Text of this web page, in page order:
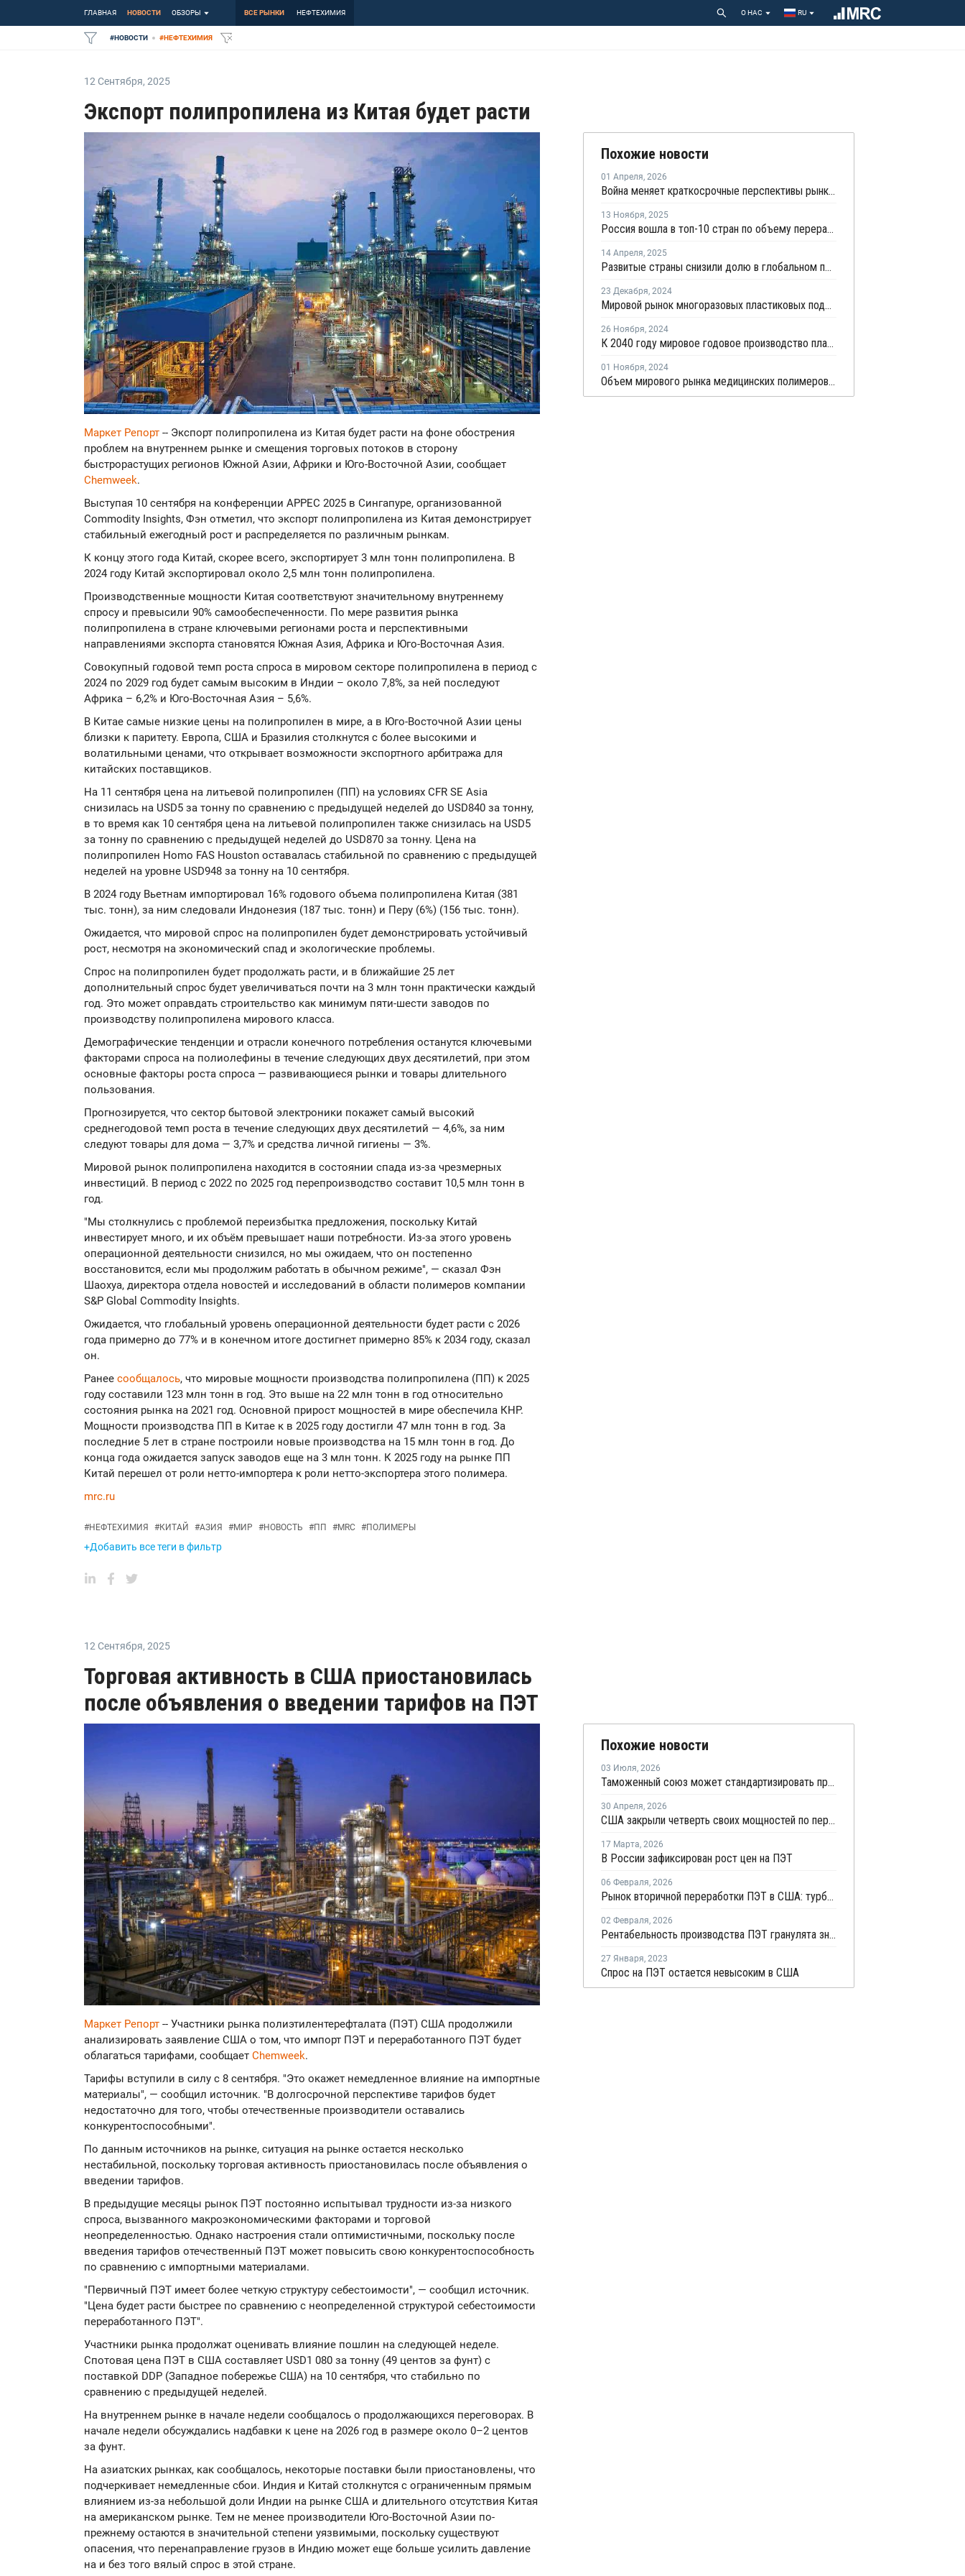
ГЛАВНАЯ НОВОСТИ ОБЗОРЫ ВСЕ РЫНКИ НЕФТЕХИМИЯ О НАС RU
#НОВОСТИ #НЕФТЕХИМИЯ
12 Сентября, 2025
Экспорт полипропилена из Китая будет расти
Маркет Репорт -- Экспорт полипропилена из Китая будет расти на фоне обострения
проблем на внутреннем рынке и смещения торговых потоков в сторону
быстрорастущих регионов Южной Азии, Африки и Юго-Восточной Азии, сообщает
Chemweek.
Выступая 10 сентября на конференции APPEC 2025 в Сингапуре, организованной
Commodity Insights, Фэн отметил, что экспорт полипропилена из Китая демонстрирует
стабильный ежегодный рост и распределяется по различным рынкам.
К концу этого года Китай, скорее всего, экспортирует 3 млн тонн полипропилена. В
2024 году Китай экспортировал около 2,5 млн тонн полипропилена.
Производственные мощности Китая соответствуют значительному внутреннему
спросу и превысили 90% самообеспеченности. По мере развития рынка
полипропилена в стране ключевыми регионами роста и перспективными
направлениями экспорта становятся Южная Азия, Африка и Юго-Восточная Азия.
Совокупный годовой темп роста спроса в мировом секторе полипропилена в период с
2024 по 2029 год будет самым высоким в Индии – около 7,8%, за ней последуют
Африка – 6,2% и Юго-Восточная Азия – 5,6%.
В Китае самые низкие цены на полипропилен в мире, а в Юго-Восточной Азии цены
близки к паритету. Европа, США и Бразилия столкнутся с более высокими и
волатильными ценами, что открывает возможности экспортного арбитража для
китайских поставщиков.
На 11 сентября цена на литьевой полипропилен (ПП) на условиях CFR SE Asia
снизилась на USD5 за тонну по сравнению с предыдущей неделей до USD840 за тонну,
в то время как 10 сентября цена на литьевой полипропилен также снизилась на USD5
за тонну по сравнению с предыдущей неделей до USD870 за тонну. Цена на
полипропилен Homo FAS Houston оставалась стабильной по сравнению с предыдущей
неделей на уровне USD948 за тонну на 10 сентября.
В 2024 году Вьетнам импортировал 16% годового объема полипропилена Китая (381
тыс. тонн), за ним следовали Индонезия (187 тыс. тонн) и Перу (6%) (156 тыс. тонн).
Ожидается, что мировой спрос на полипропилен будет демонстрировать устойчивый
рост, несмотря на экономический спад и экологические проблемы.
Спрос на полипропилен будет продолжать расти, и в ближайшие 25 лет
дополнительный спрос будет увеличиваться почти на 3 млн тонн практически каждый
год. Это может оправдать строительство как минимум пяти-шести заводов по
производству полипропилена мирового класса.
Демографические тенденции и отрасли конечного потребления останутся ключевыми
факторами спроса на полиолефины в течение следующих двух десятилетий, при этом
основные факторы роста спроса — развивающиеся рынки и товары длительного
пользования.
Прогнозируется, что сектор бытовой электроники покажет самый высокий
среднегодовой темп роста в течение следующих двух десятилетий — 4,6%, за ним
следуют товары для дома — 3,7% и средства личной гигиены — 3%.
Мировой рынок полипропилена находится в состоянии спада из-за чрезмерных
инвестиций. В период с 2022 по 2025 год перепроизводство составит 10,5 млн тонн в
год.
"Мы столкнулись с проблемой переизбытка предложения, поскольку Китай
инвестирует много, и их объём превышает наши потребности. Из-за этого уровень
операционной деятельности снизился, но мы ожидаем, что он постепенно
восстановится, если мы продолжим работать в обычном режиме", — сказал Фэн
Шаохуа, директора отдела новостей и исследований в области полимеров компании
S&P Global Commodity Insights.
Ожидается, что глобальный уровень операционной деятельности будет расти с 2026
года примерно до 77% и в конечном итоге достигнет примерно 85% к 2034 году, сказал
он.
Ранее сообщалось, что мировые мощности производства полипропилена (ПП) к 2025
году составили 123 млн тонн в год. Это выше на 22 млн тонн в год относительно
состояния рынка на 2021 год. Основной прирост мощностей в мире обеспечила КНР.
Мощности производства ПП в Китае к в 2025 году достигли 47 млн тонн в год. За
последние 5 лет в стране построили новые производства на 15 млн тонн в год. До
конца года ожидается запуск заводов еще на 3 млн тонн. К 2025 году на рынке ПП
Китай перешел от роли нетто-импортера к роли нетто-экспортера этого полимера.
mrc.ru
#НЕФТЕХИМИЯ #КИТАЙ #АЗИЯ #МИР #НОВОСТЬ #ПП #MRC #ПОЛИМЕРЫ
+Добавить все теги в фильтр
Похожие новости
01 Апреля, 2026
Война меняет краткосрочные перспективы рынка полипропилена
13 Ноября, 2025
Россия вошла в топ-10 стран по объему переработки пластмасс за 2024 год
14 Апреля, 2025
Развитые страны снизили долю в глобальном потреблении полимеров с 73% до 28%
23 Декабря, 2024
Мировой рынок многоразовых пластиковых поддонов в ближайшие 5 лет вырастет на 6,5%
26 Ноября, 2024
К 2040 году мировое годовое производство пластика увеличится на 70%
01 Ноября, 2024
Объем мирового рынка медицинских полимеров вырастет в 1,5 раза к 2029 году
12 Сентября, 2025
Торговая активность в США приостановилась
после объявления о введении тарифов на ПЭТ
Маркет Репорт -- Участники рынка полиэтилентерефталата (ПЭТ) США продолжили
анализировать заявление США о том, что импорт ПЭТ и переработанного ПЭТ будет
облагаться тарифами, сообщает Chemweek.
Тарифы вступили в силу с 8 сентября. "Это окажет немедленное влияние на импортные
материалы", — сообщил источник. "В долгосрочной перспективе тарифов будет
недостаточно для того, чтобы отечественные производители оставались
конкурентоспособными".
По данным источников на рынке, ситуация на рынке остается несколько
нестабильной, поскольку торговая активность приостановилась после объявления о
введении тарифов.
В предыдущие месяцы рынок ПЭТ постоянно испытывал трудности из-за низкого
спроса, вызванного макроэкономическими факторами и торговой
неопределенностью. Однако настроения стали оптимистичными, поскольку после
введения тарифов отечественный ПЭТ может повысить свою конкурентоспособность
по сравнению с импортными материалами.
"Первичный ПЭТ имеет более четкую структуру себестоимости", — сообщил источник.
"Цена будет расти быстрее по сравнению с неопределенной структурой себестоимости
переработанного ПЭТ".
Участники рынка продолжат оценивать влияние пошлин на следующей неделе.
Спотовая цена ПЭТ в США составляет USD1 080 за тонну (49 центов за фунт) с
поставкой DDP (Западное побережье США) на 10 сентября, что стабильно по
сравнению с предыдущей неделей.
На внутреннем рынке в начале недели сообщалось о продолжающихся переговорах. В
начале недели обсуждались надбавки к цене на 2026 год в размере около 0–2 центов
за фунт.
На азиатских рынках, как сообщалось, некоторые поставки были приостановлены, что
подчеркивает немедленные сбои. Индия и Китай столкнутся с ограниченным прямым
влиянием из-за небольшой доли Индии на рынке США и длительного отсутствия Китая
на американском рынке. Тем не менее производители Юго-Восточной Азии по-
прежнему остаются в значительной степени уязвимыми, поскольку существуют
опасения, что перенаправление грузов в Индию может еще больше усилить давление
на и без того вялый спрос в этой стране.
Похожие новости
03 Июля, 2026
Таможенный союз может стандартизировать производство ПЭТ-тары по примеру России
30 Апреля, 2026
США закрыли четверть своих мощностей по переработке ПЭТ-пластика
17 Марта, 2026
В России зафиксирован рост цен на ПЭТ
06 Февраля, 2026
Рынок вторичной переработки ПЭТ в США: турбулентность продлится в 2026 году
02 Февраля, 2026
Рентабельность производства ПЭТ гранулята значительно улучшилась в Китае на фоне модернизации
27 Января, 2023
Спрос на ПЭТ остается невысоким в США